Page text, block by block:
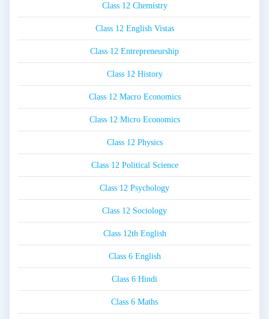
Class 12 Chemistry
Class 12 English Vistas
Class 12 Entrepreneurship
Class 12 History
Class 12 Macro Economics
Class 12 Micro Economics
Class 12 Physics
Class 12 Political Science
Class 12 Psychology
Class 12 Sociology
Class 12th English
Class 6 English
Class 6 Hindi
Class 6 Maths